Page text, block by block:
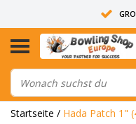
14
ALLE
Startseite / Hada Patch 1"